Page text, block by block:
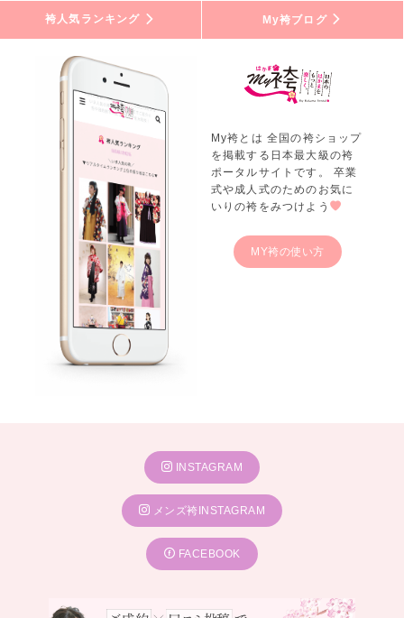
袴人気ランキング My袴ブログ
My袴とは 全国の袴ショップ
を掲載する日本最大級の袴
ポータルサイトです。 卒業
式や成人式のためのお気に
いりの袴をみつけよう
MY袴の使い方
INSTAGRAM
メンズ袴INSTAGRAM
FACEBOOK